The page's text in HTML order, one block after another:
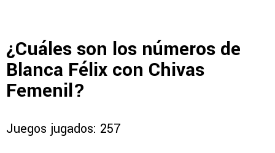
¿Cuáles son los números de
Blanca Félix con Chivas
Femenil?
Juegos jugados: 257